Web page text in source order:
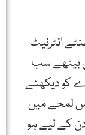
انٹرنیٹ
بیٹھے سب
کو دیکھنے
اس لمحے میں
کے لیے ہو